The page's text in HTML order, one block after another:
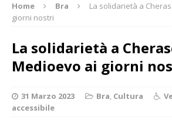
Home Bra
La solidarietà a
giorni nostri
La solidarietà a
Medioevo ai giorni
31 Marzo 2023 Bra, Cultura
accessibile